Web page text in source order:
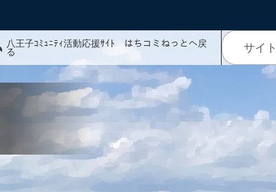
八王子ｺﾐｭﾆﾃｨ活動応援ｻｲﾄ はちコミねっとへ戻
る